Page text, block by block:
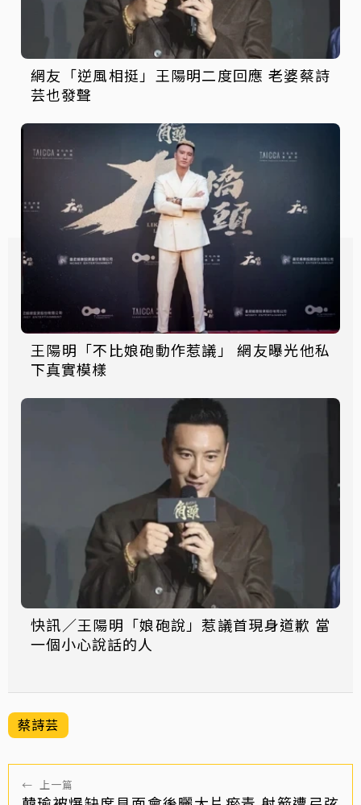
網友「逆風相挺」王陽明二度回應 老婆蔡詩
芸也發聲
王陽明「不比娘砲動作惹議」 網友曝光他私
下真實模樣
快訊／王陽明「娘砲說」惹議首現身道歉 當
一個小心說話的人
蔡詩芸
← 上一篇